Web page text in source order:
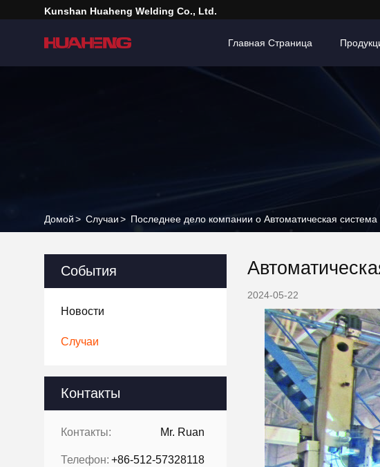
Kunshan Huaheng Welding Co., Ltd.
Главная Страница
Домой> Случаи> Последнее дело компании о Автоматическая система
События
Новости
Случаи
Контакты
Контакты: Mr. Ruan
Телефон: +86-512-57328118
2024-05-22